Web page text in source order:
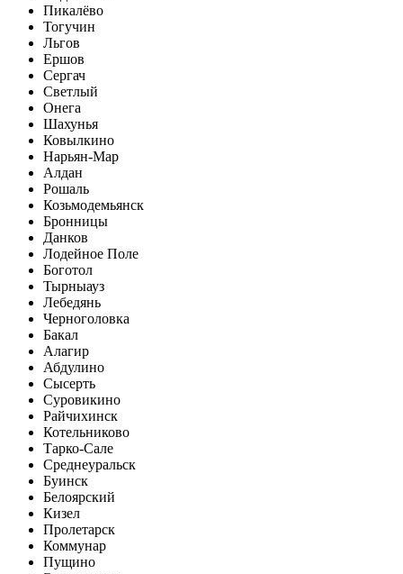
Пикалёво
Тогучин
Льгов
Ершов
Сергач
Светлый
Онега
Шахунья
Ковылкино
Нарьян-Мар
Алдан
Рошаль
Козьмодемьянск
Бронницы
Данков
Лодейное Поле
Боготол
Тырныауз
Лебедянь
Черноголовка
Бакал
Алагир
Абдулино
Сысерть
Суровикино
Райчихинск
Котельниково
Тарко-Сале
Среднеуральск
Буинск
Белоярский
Кизел
Пролетарск
Коммунар
Пущино